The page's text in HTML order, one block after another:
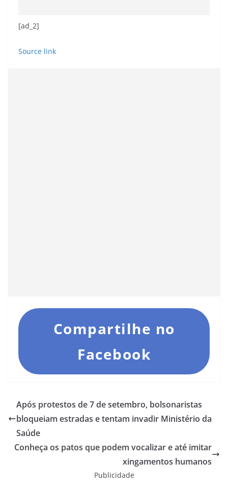
[ad_2]
Source link
Compartilhe no
Facebook
Após protestos de 7 de setembro, bolsonaristas
bloqueiam estradas e tentam invadir Ministério da
Saúde
Conheça os patos que podem vocalizar e até imitar
xingamentos humanos
Publicidade